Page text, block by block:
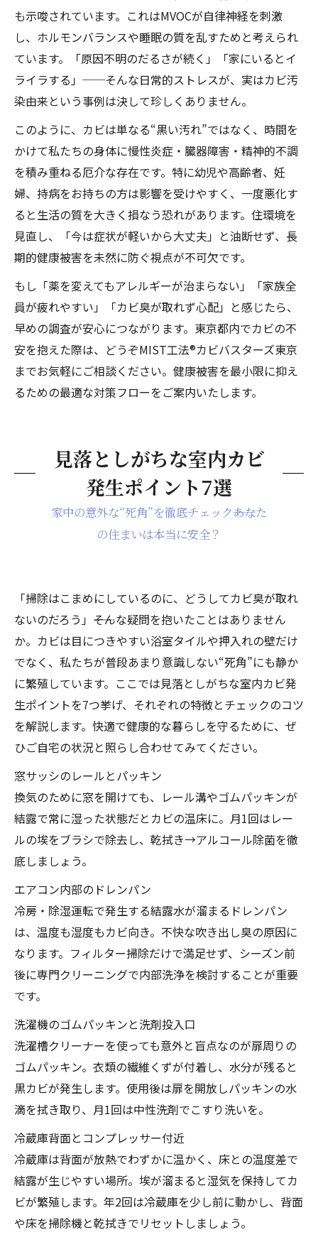
も示唆されています。これはMVOCが自律神経を刺激
し、ホルモンバランスや睡眠の質を乱すためと考えられ
ています。「原因不明のだるさが続く」「家にいるとイ
ライラする」──そんな日常的ストレスが、実はカビ汚
染由来という事例は決して珍しくありません。
このように、カビは単なる“黒い汚れ”ではなく、時間を
かけて私たちの身体に慢性炎症・臓器障害・精神的不調
を積み重ねる厄介な存在です。特に幼児や高齢者、妊
婦、持病をお持ちの方は影響を受けやすく、一度悪化す
ると生活の質を大きく損なう恐れがあります。住環境を
見直し、「今は症状が軽いから大丈夫」と油断せず、長
期的健康被害を未然に防ぐ視点が不可欠です。
もし「薬を変えてもアレルギーが治まらない」「家族全
員が疲れやすい」「カビ臭が取れず心配」と感じたら、
早めの調査が安心につながります。東京都内でカビの不
安を抱えた際は、どうぞMIST工法®カビバスターズ東京
までお気軽にご相談ください。健康被害を最小限に抑え
るための最適な対策フローをご案内いたします。
見落としがちな室内カビ
発生ポイント7選
家中の意外な“死角”を徹底チェック――あなた
の住まいは本当に安全？
「掃除はこまめにしているのに、どうしてカビ臭が取れ
ないのだろう」――そんな疑問を抱いたことはありません
か。カビは目につきやすい浴室タイルや押入れの壁だけ
でなく、私たちが普段あまり意識しない“死角”にも静か
に繁殖しています。ここでは見落としがちな室内カビ発
生ポイントを7つ挙げ、それぞれの特徴とチェックのコツ
を解説します。快適で健康的な暮らしを守るために、ぜ
ひご自宅の状況と照らし合わせてみてください。
窓サッシのレールとパッキン
換気のために窓を開けても、レール溝やゴムパッキンが
結露で常に湿った状態だとカビの温床に。月1回はレー
ルの埃をブラシで除去し、乾拭き→アルコール除菌を徹
底しましょう。
エアコン内部のドレンパン
冷房・除湿運転で発生する結露水が溜まるドレンパン
は、温度も湿度もカビ向き。不快な吹き出し臭の原因に
なります。フィルター掃除だけで満足せず、シーズン前
後に専門クリーニングで内部洗浄を検討することが重要
です。
洗濯機のゴムパッキンと洗剤投入口
洗濯槽クリーナーを使っても意外と盲点なのが扉周りの
ゴムパッキン。衣類の繊維くずが付着し、水分が残ると
黒カビが発生します。使用後は扉を開放しパッキンの水
滴を拭き取り、月1回は中性洗剤でこすり洗いを。
冷蔵庫背面とコンプレッサー付近
冷蔵庫は背面が放熱でわずかに温かく、床との温度差で
結露が生じやすい場所。埃が溜まると湿気を保持してカ
ビが繁殖します。年2回は冷蔵庫を少し前に動かし、背面
や床を掃除機と乾拭きでリセットしましょう。